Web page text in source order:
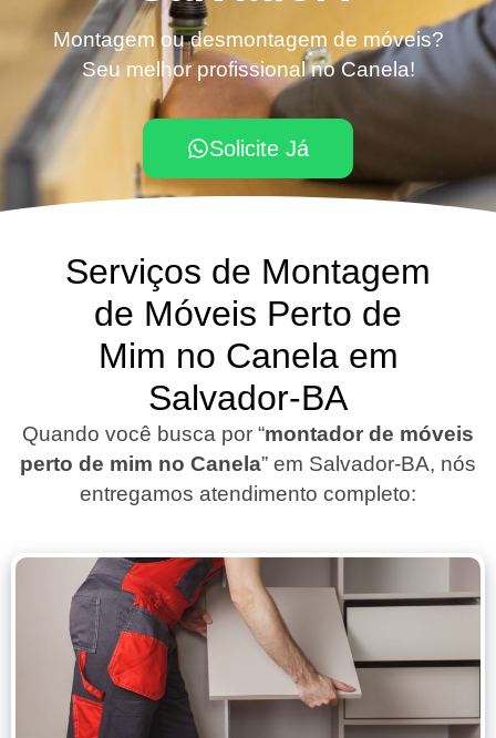
Montagem ou desmontagem de móveis?
Seu melhor profissional no Canela!
Solicite Já
Serviços de Montagem
de Móveis Perto de
Mim no Canela em
Salvador-BA
Quando você busca por “montador de móveis
perto de mim no Canela” em Salvador-BA, nós
entregamos atendimento completo: